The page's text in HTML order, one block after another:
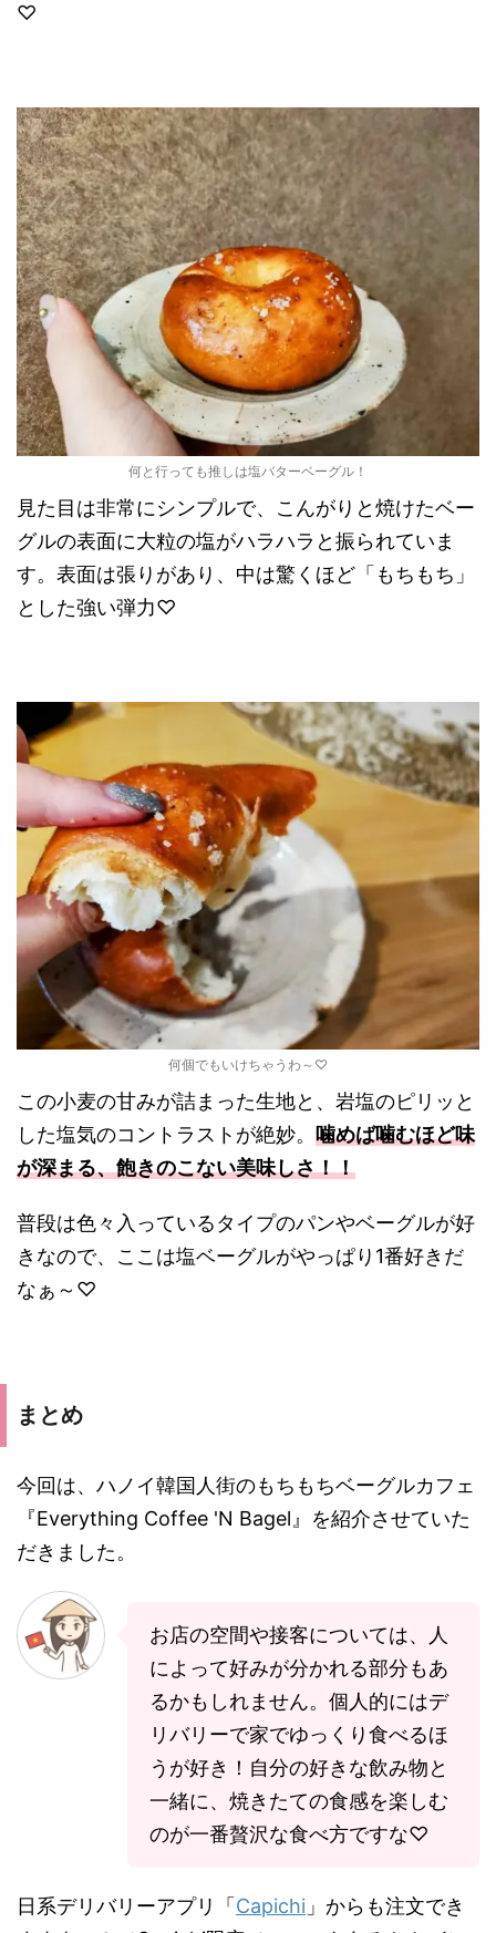
♡
何と行っても推しは塩バターベーグル！
見た目は非常にシンプルで、こんがりと焼けたベー
グルの表面に大粒の塩がハラハラと振られていま
す。表面は張りがあり、中は驚くほど「もちもち」
とした強い弾力♡
何個でもいけちゃうわ～♡
この小麦の甘みが詰まった生地と、岩塩のピリッと
した塩気のコントラストが絶妙。 噛めば噛むほど味
が深まる、飽きのこない美味しさ！！
普段は色々入っているタイプのパンやベーグルが好
きなので、ここは塩ベーグルがやっぱり1番好きだ
なぁ～♡
まとめ
今回は、ハノイ韓国人街のもちもちベーグルカフェ
『Everything Coffee 'N Bagel』を紹介させていた
だきました。
お店の空間や接客については、人
によって好みが分かれる部分もあ
るかもしれません。個人的にはデ
リバリーで家でゆっくり食べるほ
うが好き！自分の好きな飲み物と
一緒に、焼きたての食感を楽しむ
のが一番贅沢な食べ方ですな♡
日系デリバリーアプリ「 Capichi 」からも注文でき